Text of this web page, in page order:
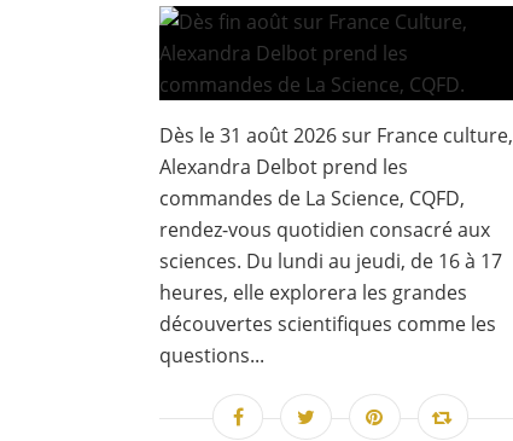
Dès le 31 août 2026 sur France culture,
Alexandra Delbot prend les
commandes de La Science, CQFD,
rendez-vous quotidien consacré aux
sciences. Du lundi au jeudi, de 16 à 17
heures, elle explorera les grandes
découvertes scientifiques comme les
questions...